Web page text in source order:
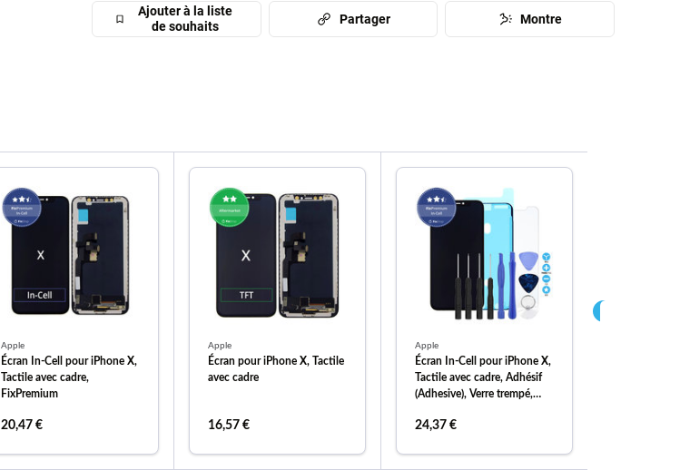
Ajouter à la liste
de souhaits
Partager Montre
Apple
Écran In-Cell pour iPhone X,
Tactile avec cadre,
FixPremium
20,47 €
Apple
Écran pour iPhone X, Tactile
avec cadre
16,57 €
Apple
Écran In-Cell pour iPhone X,
Tactile avec cadre, Adhésif
(Adhesive), Verre trempé,
24,37 €